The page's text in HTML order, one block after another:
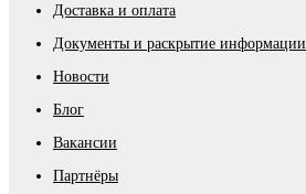
Доставка и оплата
Документы и раскрытие информации
Новости
Блог
Вакансии
Партнёры